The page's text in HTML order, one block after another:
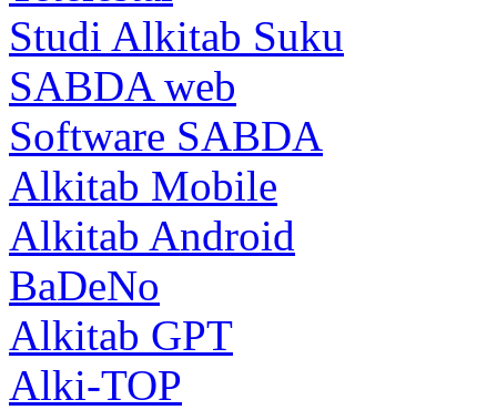
Studi Alkitab Suku
SABDA web
Software SABDA
Alkitab Mobile
Alkitab Android
BaDeNo
Alkitab GPT
Alki-TOP